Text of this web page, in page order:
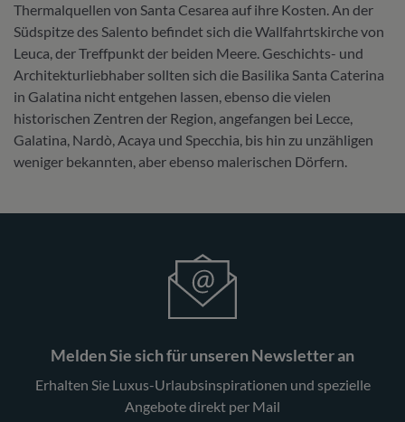
Thermalquellen von Santa Cesarea auf ihre Kosten. An der
Südspitze des Salento befindet sich die Wallfahrtskirche von
Leuca, der Treffpunkt der beiden Meere. Geschichts- und
Architekturliebhaber sollten sich die Basilika Santa Caterina
in Galatina nicht entgehen lassen, ebenso die vielen
historischen Zentren der Region, angefangen bei Lecce,
Galatina, Nardò, Acaya und Specchia, bis hin zu unzähligen
weniger bekannten, aber ebenso malerischen Dörfern.
Melden Sie sich für unseren Newsletter an
Erhalten Sie Luxus-Urlaubsinspirationen und spezielle
Angebote direkt per Mail